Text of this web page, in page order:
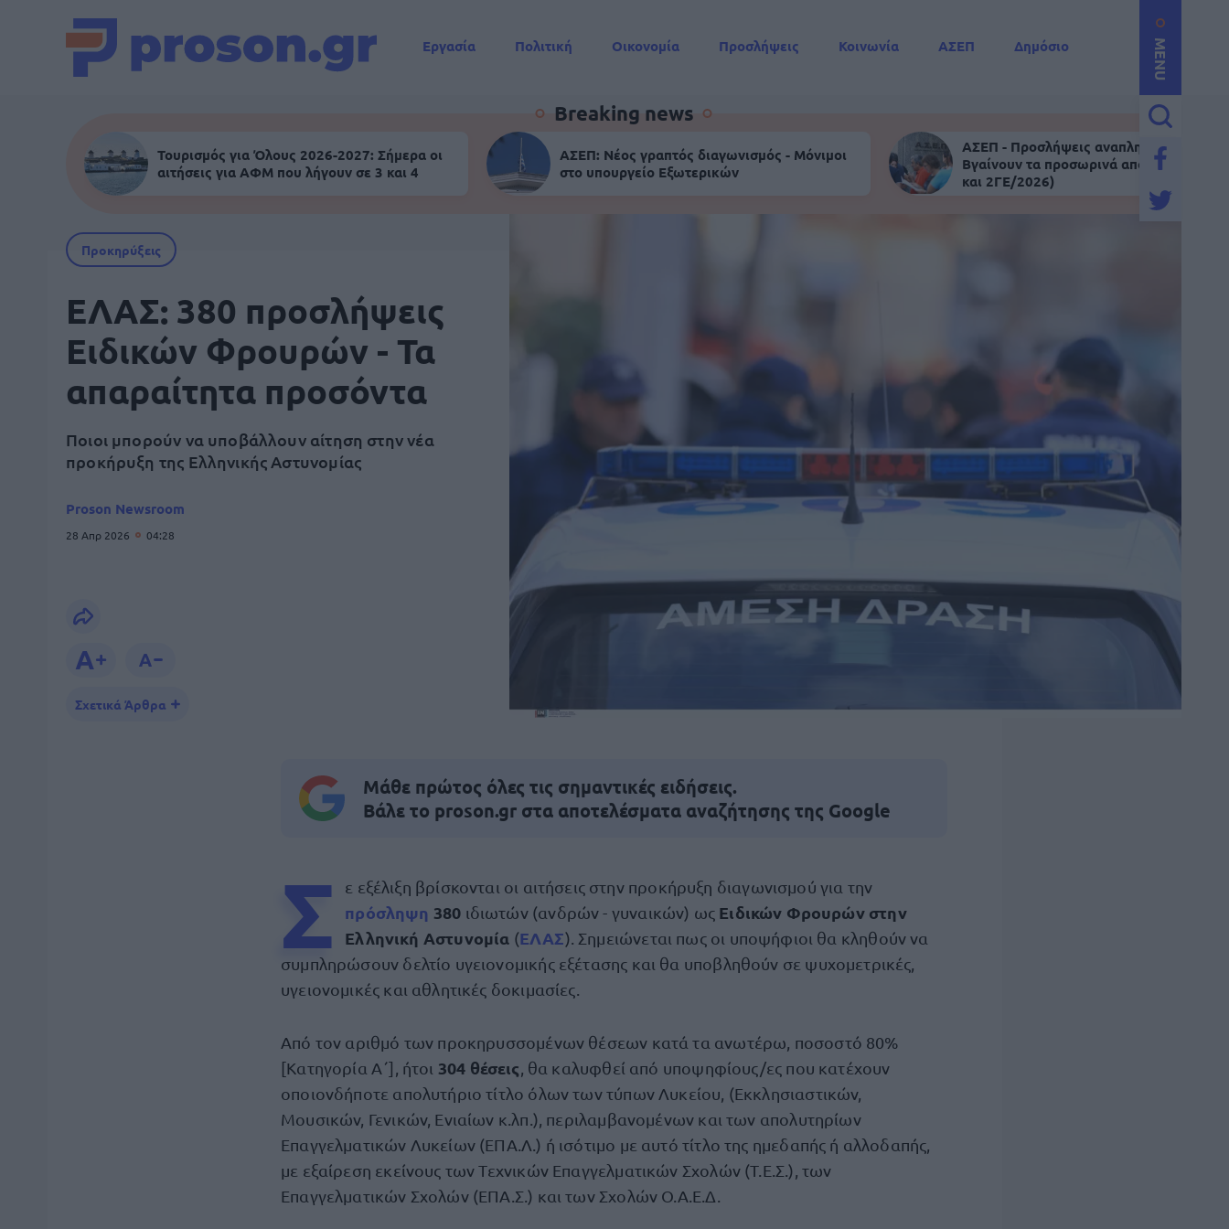
MENU
Εργασία Πολιτική Οικονομία Προσλήψεις Κοινωνία ΑΣΕΠ
Δημόσιο
Breaking news
Τουρισμός για Όλους 2026-2027: Σήμερα οι
αιτήσεις για ΑΦΜ που λήγουν σε 3 και 4
ΑΣΕΠ: Νέος γραπτός διαγωνισμός - Μόνιμοι
στο υπουργείο Εξωτερικών
ΑΣΕΠ - Προσλήψεις αναπληρωτών:
Βγαίνουν τα προσωρινά αποτελέσματα
και 2ΓΕ/2026)
Προκηρύξεις
ΕΛΑΣ: 380 προσλήψεις
Ειδικών Φρουρών - Τα
απαραίτητα προσόντα
Ποιοι μπορούν να υποβάλλουν αίτηση στην νέα
προκήρυξη της Ελληνικής Αστυνομίας
Proson Newsroom
28 Απρ 2026 04:28
Σχετικά Άρθρα
Μάθε πρώτος όλες τις σημαντικές ειδήσεις.
Βάλε το proson.gr στα αποτελέσματα αναζήτησης της Google
Σ ε εξέλιξη βρίσκονται οι αιτήσεις στην προκήρυξη διαγωνισμού για την
πρόσληψη 380 ιδιωτών (ανδρών - γυναικών) ως Ειδικών Φρουρών στην
Ελληνική Αστυνομία (ΕΛΑΣ). Σημειώνεται πως οι υποψήφιοι θα κληθούν να
συμπληρώσουν δελτίο υγειονομικής εξέτασης και θα υποβληθούν σε ψυχομετρικές,
υγειονομικές και αθλητικές δοκιμασίες.
Από τον αριθμό των προκηρυσσομένων θέσεων κατά τα ανωτέρω, ποσοστό 80%
[Κατηγορία Α΄], ήτοι 304 θέσεις , θα καλυφθεί από υποψηφίους/ες που κατέχουν
οποιονδήποτε απολυτήριο τίτλο όλων των τύπων Λυκείου, (Εκκλησιαστικών,
Μουσικών, Γενικών, Ενιαίων κ.λπ.), περιλαμβανομένων και των απολυτηρίων
Επαγγελματικών Λυκείων (ΕΠΑ.Λ.) ή ισότιμο με αυτό τίτλο της ημεδαπής ή αλλοδαπής,
με εξαίρεση εκείνους των Τεχνικών Επαγγελματικών Σχολών (Τ.Ε.Σ.), των
Επαγγελματικών Σχολών (ΕΠΑ.Σ.) και των Σχολών Ο.Α.Ε.Δ.